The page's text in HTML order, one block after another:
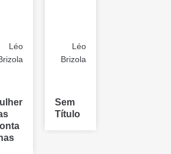
Léo
Léo
Brizola
Sem
Título